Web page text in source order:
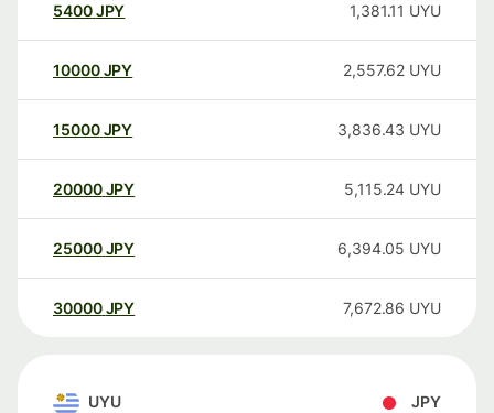
5400JPY 1,381.11 UYU
10000 JPY 2,557.62 UYU
15000 JPY 3,836.43 UYU
20000 JPY 5,115.24 UYU
25000 JPY 6,394.05 UYU
30000 JPY 7,672.86 UYU
UYU JPY